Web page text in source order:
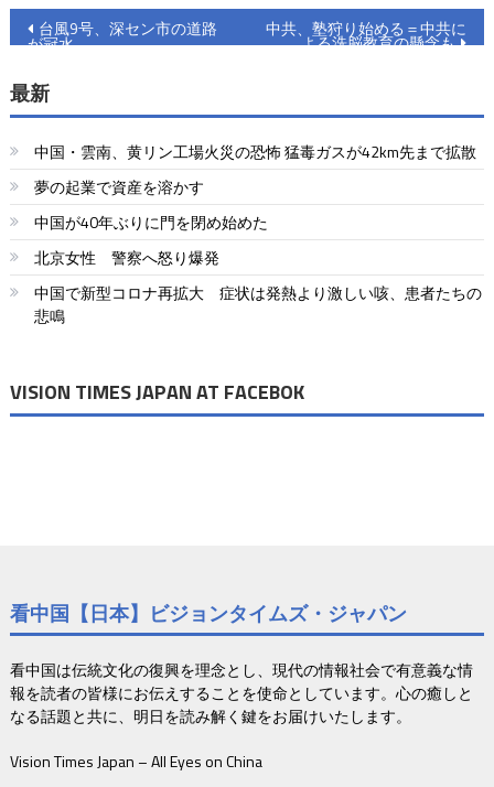
投
ナ
ビ
ゲ
ー
シ
ョ
台風9号、深セン市の道路
が冠水
中共、塾狩り始める＝中共に
よる洗脳教育の懸念も
最新
中国・雲南、黄リン工場火災の恐怖 猛毒ガスが42km先まで拡散
夢の起業で資産を溶かす
中国が40年ぶりに門を閉め始めた
北京女性 警察へ怒り爆発
中国で新型コロナ再拡大 症状は発熱より激しい咳、患者たちの
悲鳴
VISION TIMES JAPAN AT FACEBOK
看中国【日本】ビジョンタイムズ・ジャパン
看中国は伝統文化の復興を理念とし、現代の情報社会で有意義な情
報を読者の皆様にお伝えすることを使命としています。心の癒しと
なる話題と共に、明日を読み解く鍵をお届けいたします。
Vision Times Japan – All Eyes on China